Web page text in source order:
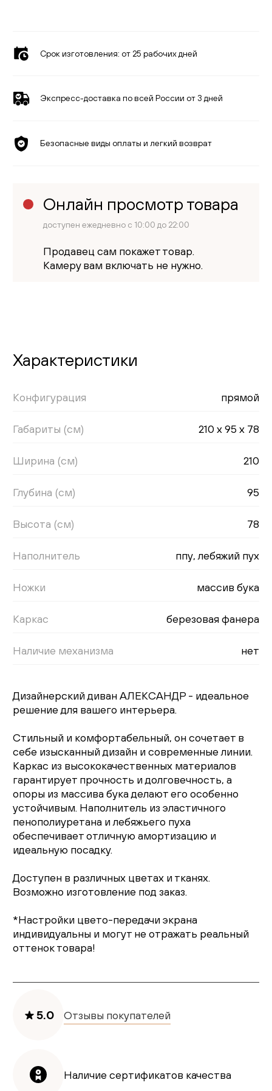
Срок изготовления: от 25 рабочих дней
Экспресс-доставка по всей России от 3 дней
Безопасные виды оплаты и легкий возврат
Онлайн просмотр товара
доступен ежедневно с 10:00 до 22:00
Продавец сам покажет товар.
Камеру вам включать не нужно.
Характеристики
Конфигурация прямой
Габариты (см) 210 x 95 x 78
Ширина (см) 210
Глубина (см) 95
Высота (см) 78
Наполнитель ппу, лебяжий пух
Ножки массив бука
Каркас березовая фанера
Наличие механизма нет
Дизайнерский диван АЛЕКСАНДР - идеальное
решение для вашего интерьера.
Стильный и комфортабельный, он сочетает в
себе изысканный дизайн и современные линии.
Каркас из высококачественных материалов
гарантирует прочность и долговечность, а
опоры из массива бука делают его особенно
устойчивым. Наполнитель из эластичного
пенополиуретана и лебяжьего пуха
обеспечивает отличную амортизацию и
идеальную посадку.
Доступен в различных цветах и тканях.
Возможно изготовление под заказ.
*Настройки цвето-передачи экрана
индивидуальны и могут не отражать реальный
оттенок товара!
5.0 Отзывы покупателей
Наличие сертификатов качества